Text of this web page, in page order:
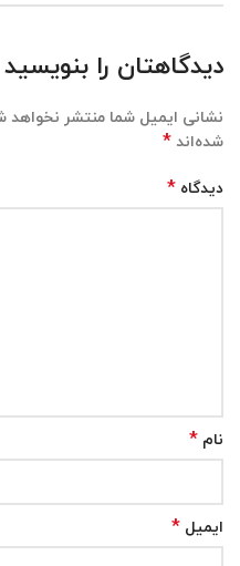
دیدگاهتان را بنویسید
نشانی ایمیل شما منتشر نخواهد
شده‌اند *
دیدگاه *
نام *
ایمیل *